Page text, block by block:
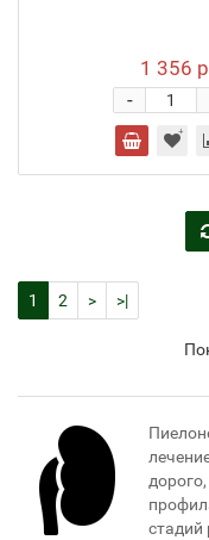
1 356
-
1 2 > >|
стадий